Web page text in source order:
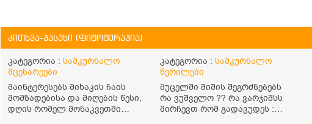
კითხვა-პასუხი (ფიტოტერაპია)
კატეგორია : სამკურნალო
მცენარეები
მაინტერესებს მიხაკის ჩაის
მომზადებისა და მიღების წესი,
დღის რომელ მონაკვეთში
კატეგორია :სამკურნალო
წერილები
მუცელში შიშის შეგრძნებებს
რა ვუშველო ?? რა ვარჯიშსს
მირჩევთ რომ გადავუდეს :